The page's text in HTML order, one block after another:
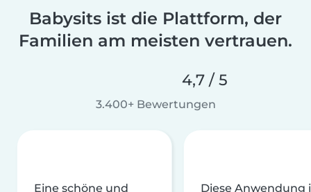
Babysits ist die Plattform, der
Familien am meisten vertrauen.
4,7 / 5
3.400+ Bewertungen
Eine schöne und
Diese Anwendung